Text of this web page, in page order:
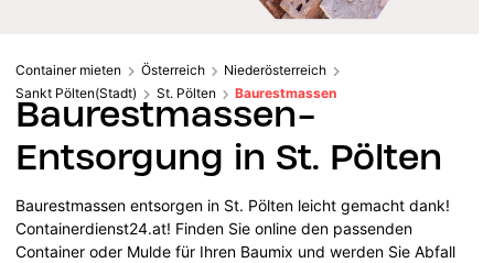
Container mieten Österreich
Niederösterreich
Sankt Pölten(Stadt)
St. Pölten Baurestmassen
Baurestmassen-
Entsorgung in St. Pölten
Baurestmassen entsorgen in St. Pölten leicht gemacht dank!
Containerdienst24.at! Finden Sie online den passenden
Container oder Mulde für Ihren Baumix und werden Sie Abfall